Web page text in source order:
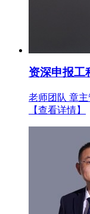
资深申报工
老师团队 章
【查看详情】